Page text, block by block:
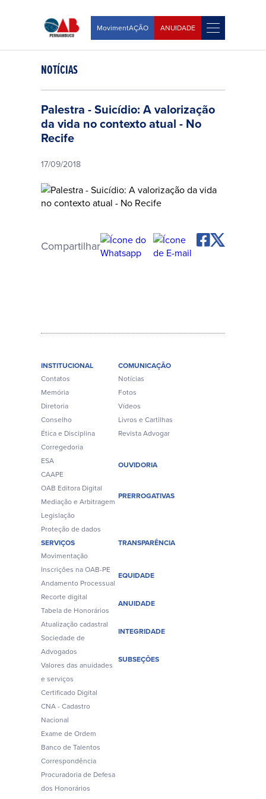
MovimentAÇÃO ANUIDADE
NOTÍCIAS
Palestra - Suicídio: A valorização
da vida no contexto atual - No
Recife
17/09/2018
Compartilhar
INSTITUCIONAL
Contatos
Memória
Diretoria
Conselho
Ética e Disciplina
Corregedoria
ESA
CAAPE
OAB Editora Digital
Mediação e Arbitragem
Legislação
Proteção de dados
COMUNICAÇÃO
Notícias
Fotos
Vídeos
Livros e Cartilhas
Revista Advogar
OUVIDORIA
PRERROGATIVAS
SERVIÇOS
Movimentação
Inscrições na OAB-PE
Andamento Processual
Recorte digital
Tabela de Honorários
Atualização cadastral
Sociedade de
Advogados
Valores das anuidades
e serviços
Certificado Digital
CNA - Cadastro
Nacional
Exame de Ordem
Banco de Talentos
Correspondência
Procuradoria de Defesa
dos Honorários
TRANSPARÊNCIA
EQUIDADE
ANUIDADE
INTEGRIDADE
SUBSEÇÕES